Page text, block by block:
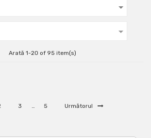

Arată 1-20 of 95 item(s)
3 5 Următorul